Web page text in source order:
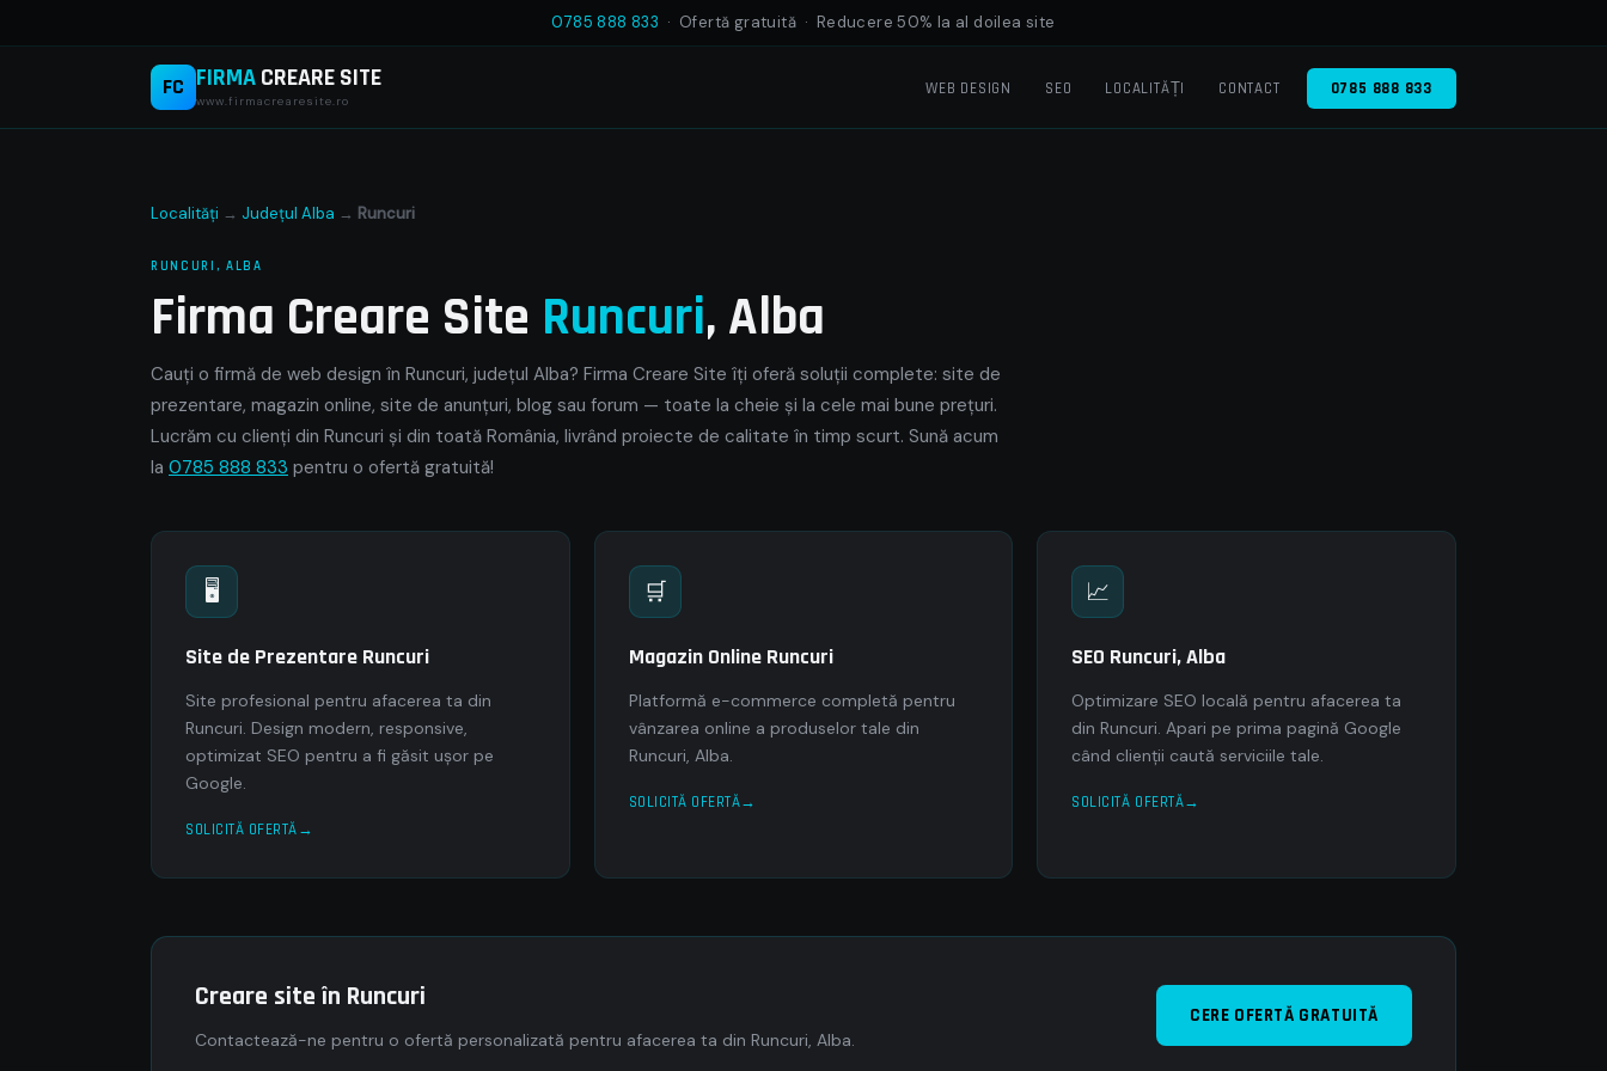
0785 888 833 · Ofertă gratuită · Reducere 50% la al doilea site
FC FIRMACREARE SITE
www.firmacrearesite.ro
WEB DESIGN SEO LOCALITĂȚI CONTACT 0785 888 833
Localități → Județul Alba → Runcuri
RUNCURI, ALBA
Firma Creare Site Runcuri, Alba
Cauți o firmă de web design în Runcuri, județul Alba? Firma Creare Site îți oferă soluții complete: site de
prezentare, magazin online, site de anunțuri, blog sau forum — toate la cheie și la cele mai bune prețuri.
Lucrăm cu clienți din Runcuri și din toată România, livrând proiecte de calitate în timp scurt. Sună acum
la 0785 888 833 pentru o ofertă gratuită!
🖥
Site de Prezentare Runcuri
Site profesional pentru afacerea ta din
Runcuri. Design modern, responsive,
optimizat SEO pentru a fi găsit ușor pe
Google.
SOLICITĂ OFERTĂ
🛒
Magazin Online Runcuri
Platformă e-commerce completă pentru
vânzarea online a produselor tale din
Runcuri, Alba.
SOLICITĂ OFERTĂ
📈
SEO Runcuri, Alba
Optimizare SEO locală pentru afacerea ta
din Runcuri. Apari pe prima pagină Google
când clienții caută serviciile tale.
SOLICITĂ OFERTĂ
Creare site în Runcuri
Contactează-ne pentru o ofertă personalizată pentru afacerea ta din Runcuri, Alba.
CERE OFERTĂ GRATUITĂ